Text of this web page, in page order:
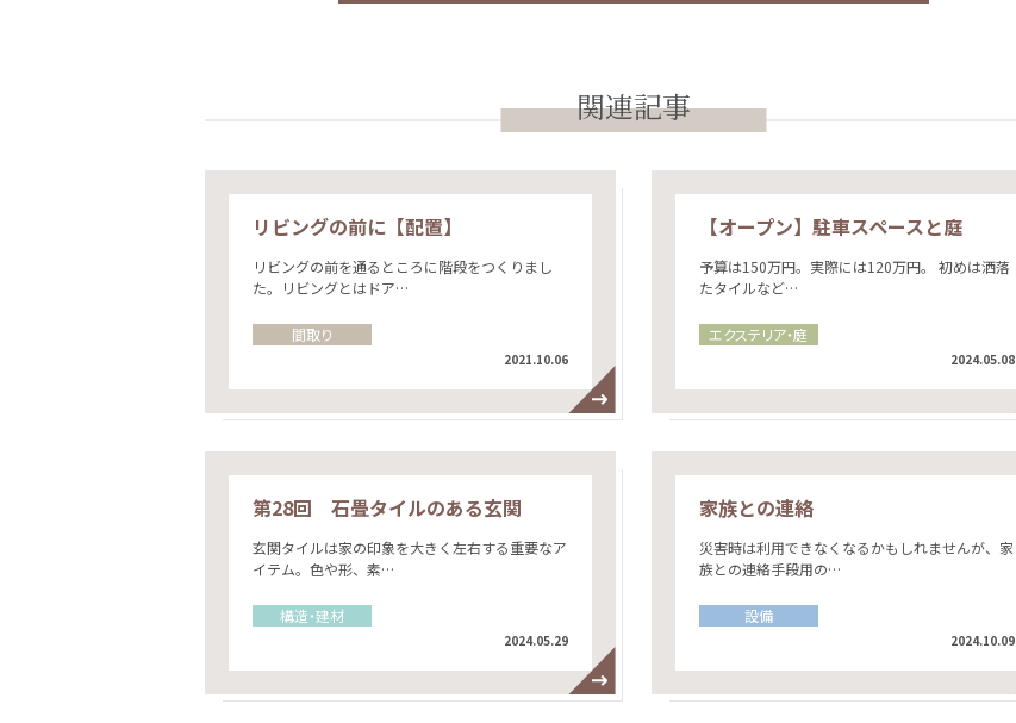
関連記事
リビングの前に【配置】
リビングの前を通るところに階段をつくりまし
た。リビングとはドア…
間取り
2021.10.06
【オープン】駐車スペースと庭
予算は150万円。実際には120万円。 初めは洒落
たタイルなど…
エクステリア・庭
2024.05.08
第28回 石畳タイルのある玄関
玄関タイルは家の印象を大きく左右する重要なア
イテム。色や形、素…
構造・建材
2024.05.29
家族との連絡
災害時は利用できなくなるかもしれませんが、家
族との連絡手段用の…
設備
2024.10.09